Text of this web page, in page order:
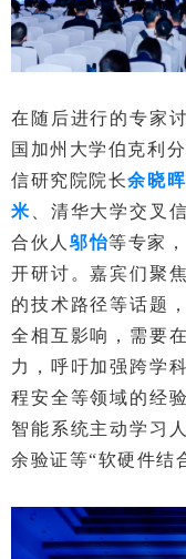
在随后进行的专家
国加州大学伯克利
信研究院院长余晓晖
米
、清华大学交叉
合伙人 邬怡等专家
开研讨。嘉宾们聚
的技术路径等话题
全相互影响，需要
力，呼吁加强跨学
程安全等领域的经
智能系统主动学习
余验证等“软硬件结